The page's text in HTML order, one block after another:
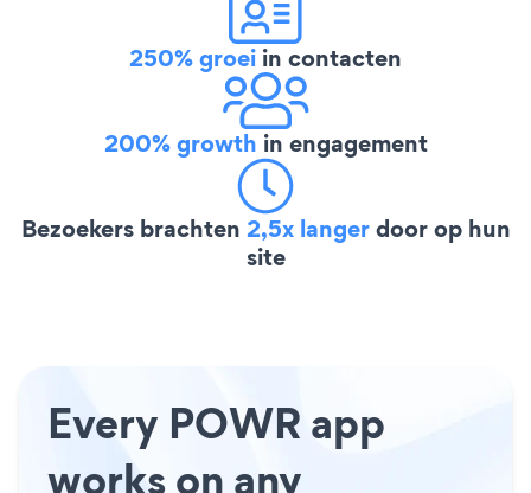
250% groei in contacten
200% growth in engagement
Bezoekers brachten 2,5x langerdoor op hun
site
Every POWR app
works on any